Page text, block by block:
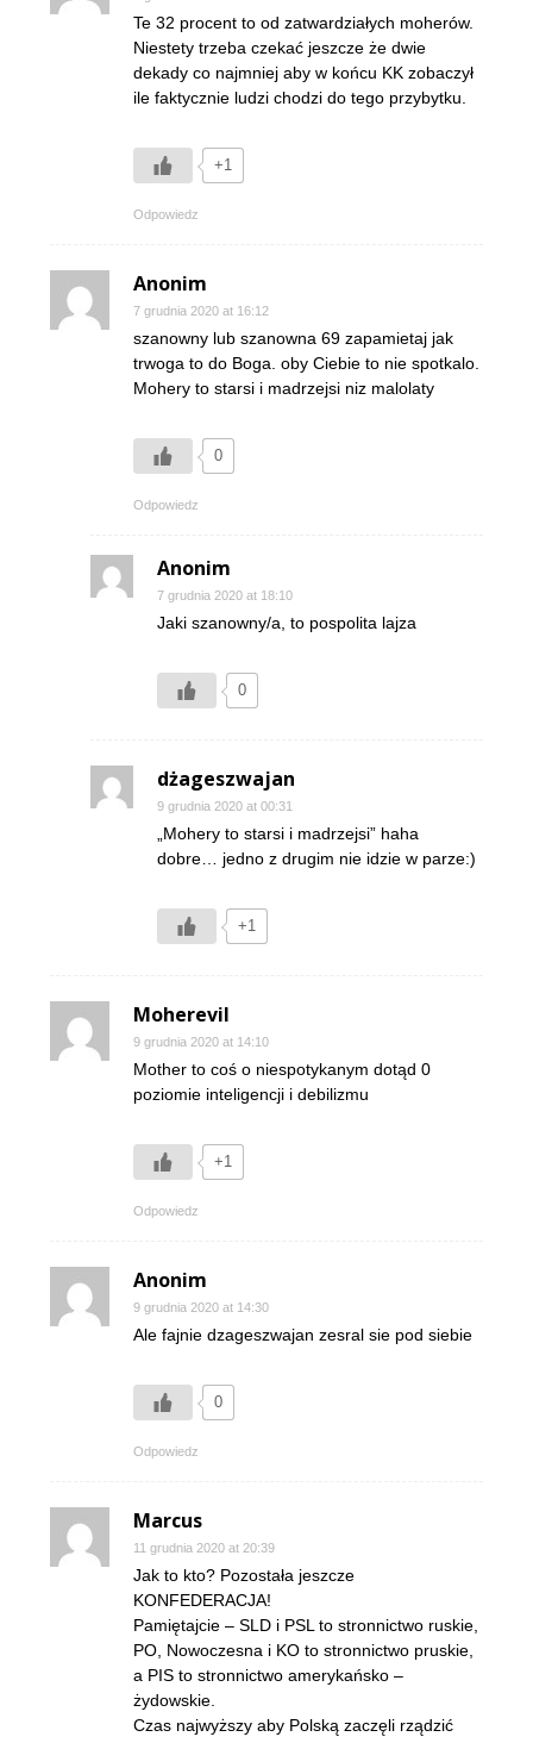
Te 32 procent to od zatwardziałych moherów.
Niestety trzeba czekać jeszcze że dwie
dekady co najmniej aby w końcu KK zobaczył
ile faktycznie ludzi chodzi do tego przybytku.
+1
Odpowiedz
Anonim
7 grudnia 2020 at 16:12
szanowny lub szanowna 69 zapamietaj jak
trwoga to do Boga. oby Ciebie to nie spotkalo.
Mohery to starsi i madrzejsi niz malolaty
0
Odpowiedz
Anonim
7 grudnia 2020 at 18:10
Jaki szanowny/a, to pospolita lajza
0
dżageszwajan
9 grudnia 2020 at 00:31
„Mohery to starsi i madrzejsi” haha
dobre… jedno z drugim nie idzie w parze:)
+1
Moherevil
9 grudnia 2020 at 14:10
Mother to coś o niespotykanym dotąd 0
poziomie inteligencji i debilizmu
+1
Odpowiedz
Anonim
9 grudnia 2020 at 14:30
Ale fajnie dzageszwajan zesral sie pod siebie
0
Odpowiedz
Marcus
11 grudnia 2020 at 20:39
Jak to kto? Pozostała jeszcze
KONFEDERACJA!
Pamiętajcie – SLD i PSL to stronnictwo ruskie,
PO, Nowoczesna i KO to stronnictwo pruskie,
a PIS to stronnictwo amerykańsko –
żydowskie.
Czas najwyższy aby Polską zaczęli rządzić